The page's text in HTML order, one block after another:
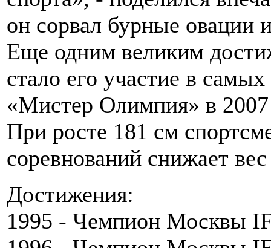
он сорвал бурные овации
Еще одним великим
стало его участие в
«Мистер Олимпия» в 2007
При росте 181 см
соревнований снижает
Достижения:
1995 - Чемпион Москвы